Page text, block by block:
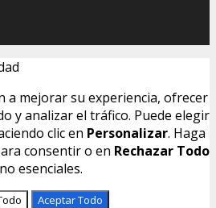
a mejorar su experiencia, ofrecer
y analizar el tráfico. Puede elegir
clic en Personalizar. Haga
consentir o en Rechazar Todo
esenciales.
Aceptar Todo